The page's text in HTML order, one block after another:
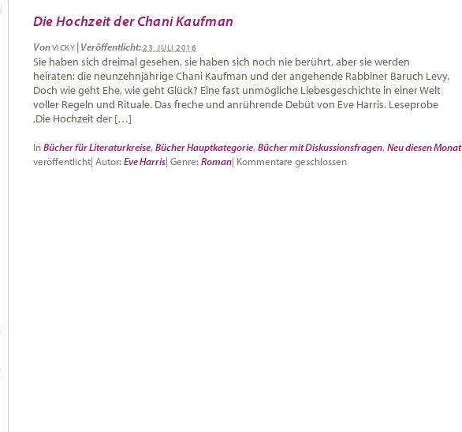
Die Hochzeit der Chani Kaufman
VonVICKY |Veröffentlicht:23. JULI 2016
Sie haben sich dreimal gesehen, sie haben sich noch nie berührt, aber sie werden
heiraten: die neunzehnjährige Chani Kaufman und der angehende Rabbiner Baruch Levy.
Doch wie geht Ehe, wie geht Glück? Eine fast unmögliche Liebesgeschichte in einer Welt
voller Regeln und Rituale. Das freche und anrührende Debüt von Eve Harris. Leseprobe
‚Die Hochzeit der […]
InBücher für Literaturkreise, Bücher Hauptkategorie, Bücher mit Diskussionsfragen, Neu diesen Monat
veröffentlicht| Autor: Eve Harris| Genre: Roman| Kommentare geschlossen